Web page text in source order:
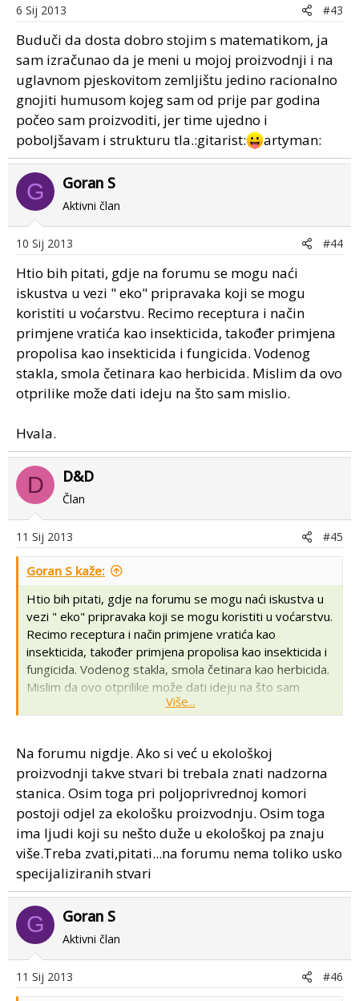
6 Sij 2013 #43
Buduči da dosta dobro stojim s matematikom, ja
sam izračunao da je meni u mojoj proizvodnji i na
uglavnom pjeskovitom zemljištu jedino racionalno
gnojiti humusom kojeg sam od prije par godina
počeo sam proizvoditi, jer time ujedno i
poboljšavam i strukturu tla.:gitarist:
artyman:
G Goran S
Aktivni član
10 Sij 2013 #44
Htio bih pitati, gdje na forumu se mogu naći
iskustva u vezi " eko" pripravaka koji se mogu
koristiti u voćarstvu. Recimo receptura i način
primjene vratića kao insekticida, također primjena
propolisa kao insekticida i fungicida. Vodenog
stakla, smola četinara kao herbicida. Mislim da ovo
otprilike može dati ideju na što sam mislio.
Hvala.
D D&D
Član
11 Sij 2013 #45
Goran S kaže:
Htio bih pitati, gdje na forumu se mogu naći iskustva u
vezi " eko" pripravaka koji se mogu koristiti u voćarstvu.
Recimo receptura i način primjene vratića kao
insekticida, također primjena propolisa kao insekticida i
fungicida. Vodenog stakla, smola četinara kao herbicida.
Mislim da ovo otprilike može dati ideju na što sam
Više...
Na forumu nigdje. Ako si već u ekološkoj
proizvodnji takve stvari bi trebala znati nadzorna
stanica. Osim toga pri poljoprivrednoj komori
postoji odjel za ekološku proizvodnju. Osim toga
ima ljudi koji su nešto duže u ekološkoj pa znaju
više.Treba zvati,pitati...na forumu nema toliko usko
specijaliziranih stvari
G Goran S
Aktivni član
11 Sij 2013 #46